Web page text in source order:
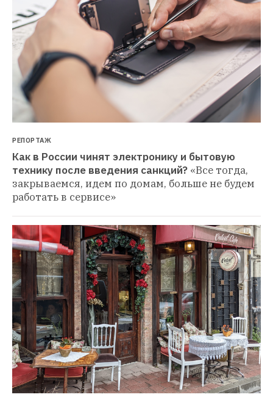
РЕПОРТАЖ
Как в России чинят электронику и бытовую
технику после введения санкций? «Все тогда,
закрываемся, идем по домам, больше не будем
работать в сервисе»